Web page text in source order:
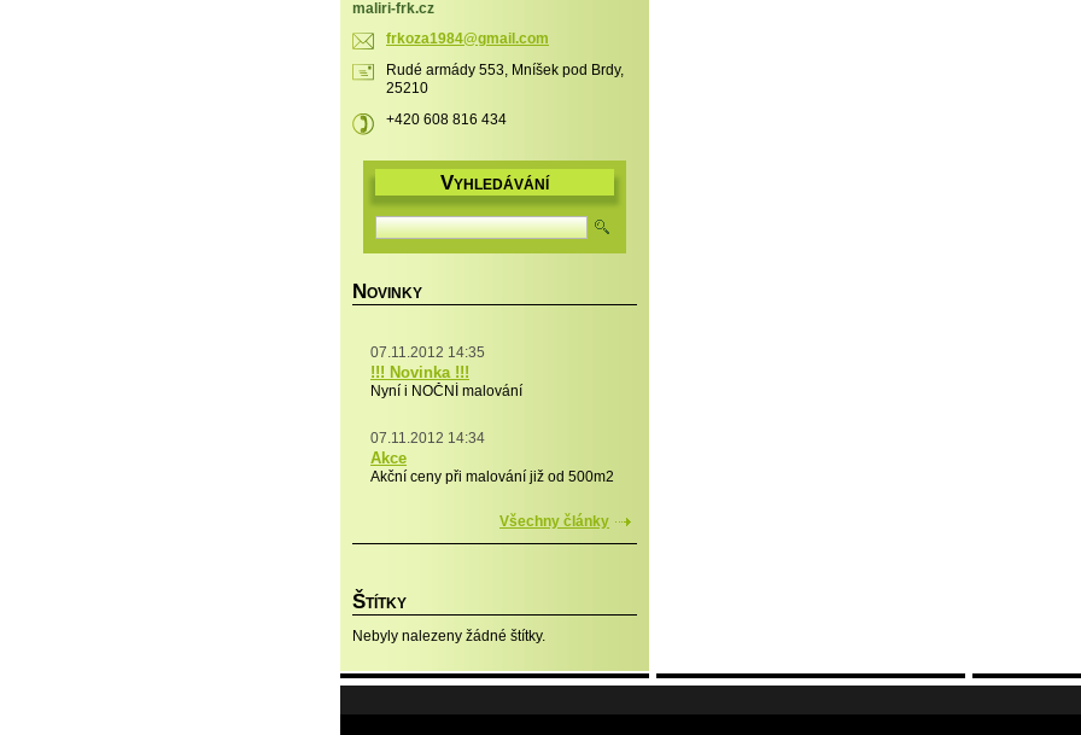
maliri-frk.cz
frkoza1984@gmail .com
Rudé armády 553, Mníšek pod Brdy,
25210
+420 608 816 434
VYHLEDÁVÁNÍ
NOVINKY
07.11.2012 14:35
!!! Novinka !!!
Nyní i NOČNÍ malování
07.11.2012 14:34
Akce
Akční ceny při malování již od 500m2
Všechny články
ŠTÍTKY
Nebyly nalezeny žádné štítky.